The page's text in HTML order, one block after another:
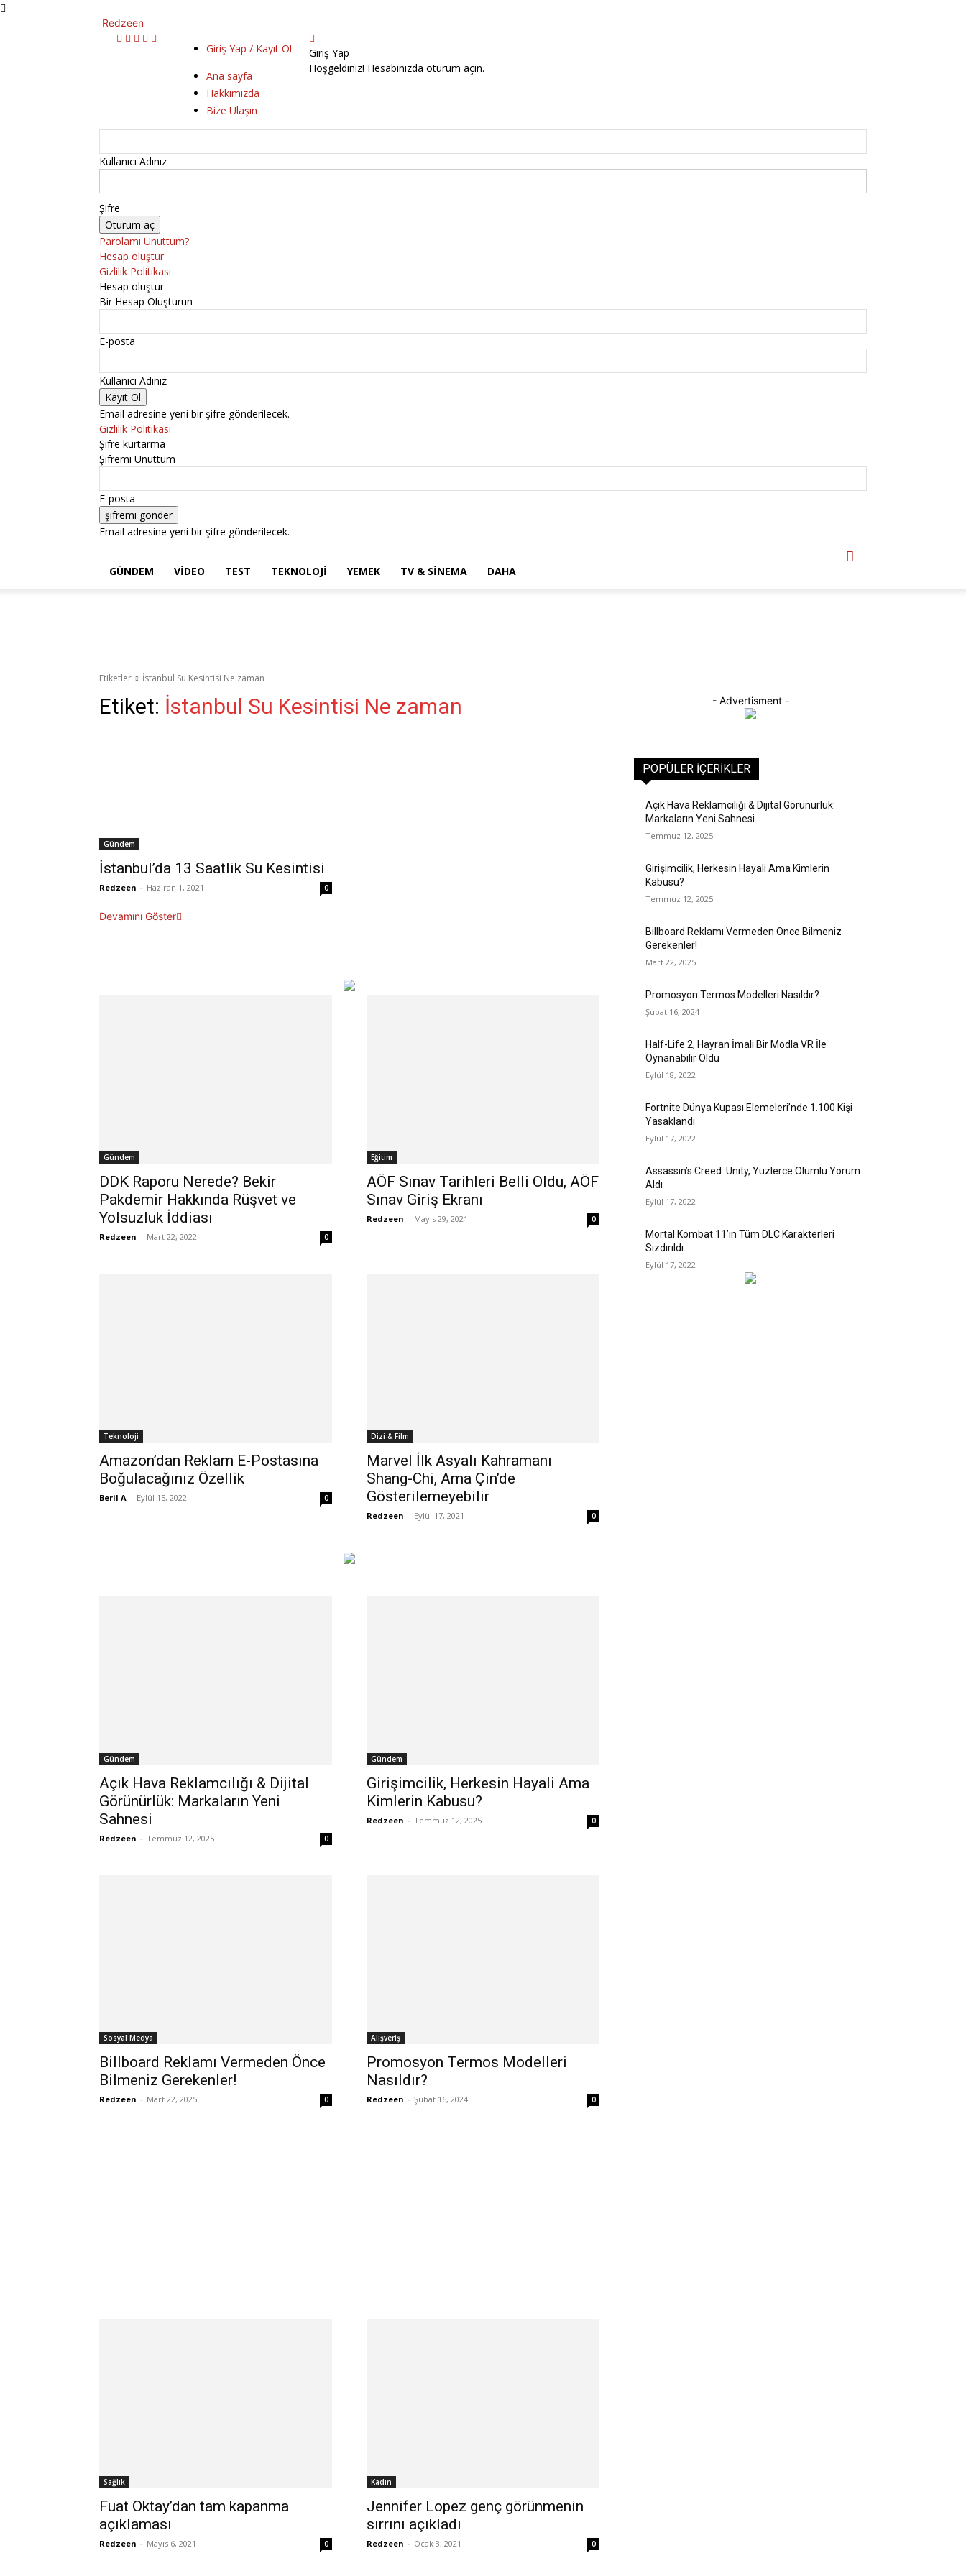
Redzeen
Giriş Yap / Kayıt Ol
Ana sayfa
Hakkımızda
Bize Ulaşın
Giriş Yap
Hoşgeldiniz! Hesabınızda oturum açın.
Kullanıcı Adınız
Şifre
Parolamı Unuttum?
Hesap oluştur
Gizlilik Politikası
Hesap oluştur
Bir Hesap Oluşturun
E-posta
Kullanıcı Adınız
Email adresine yeni bir şifre gönderilecek.
Gizlilik Politikası
Şifre kurtarma
Şifremi Unuttum
E-posta
Email adresine yeni bir şifre gönderilecek.
GÜNDEM VIDEO TEST TEKNOLOJI YEMEK TV & SINEMA DAHA
Etiketler İstanbul Su Kesintisi Ne zaman
Etiket: İstanbul Su Kesintisi Ne zaman
Gündem
İstanbul’da 13 Saatlik Su Kesintisi
Redzeen - Haziran 1, 2021 0
Devamını Göster
Gündem
DDK Raporu Nerede? Bekir
Pakdemir Hakkında Rüşvet ve
Yolsuzluk İddiası
Redzeen - Mart 22, 2022 0
Eğitim
AÖF Sınav Tarihleri Belli Oldu, AÖF
Sınav Giriş Ekranı
Redzeen - Mayıs 29, 2021 0
Teknoloji
Amazon’dan Reklam E-Postasına
Boğulacağınız Özellik
Beril A - Eylül 15, 2022 0
Dizi & Film
Marvel İlk Asyalı Kahramanı
Shang-Chi, Ama Çin’de
Gösterilemeyebilir
Redzeen - Eylül 17, 2021 0
Gündem
Açık Hava Reklamcılığı & Dijital
Görünürlük: Markaların Yeni
Sahnesi
Redzeen - Temmuz 12, 2025 0
Gündem
Girişimcilik, Herkesin Hayali Ama
Kimlerin Kabusu?
Redzeen - Temmuz 12, 2025 0
Sosyal Medya
Billboard Reklamı Vermeden Önce
Bilmeniz Gerekenler!
Redzeen - Mart 22, 2025 0
Alışveriş
Promosyon Termos Modelleri
Nasıldır?
Redzeen - Şubat 16, 2024 0
Sağlık
Fuat Oktay’dan tam kapanma
açıklaması
Redzeen - Mayıs 6, 2021 0
Kadın
Jennifer Lopez genç görünmenin
sırrını açıkladı
Redzeen - Ocak 3, 2021 0
- Advertisment -
POPÜLER İÇERIKLER
Açık Hava Reklamcılığı & Dijital Görünürlük:
Markaların Yeni Sahnesi
Temmuz 12, 2025
Girişimcilik, Herkesin Hayali Ama Kimlerin
Kabusu?
Temmuz 12, 2025
Billboard Reklamı Vermeden Önce Bilmeniz
Gerekenler!
Mart 22, 2025
Promosyon Termos Modelleri Nasıldır?
Şubat 16, 2024
Half-Life 2, Hayran İmali Bir Modla VR İle
Oynanabilir Oldu
Eylül 18, 2022
Fortnite Dünya Kupası Elemeleri’nde 1.100 Kişi
Yasaklandı
Eylül 17, 2022
Assassin’s Creed: Unity, Yüzlerce Olumlu Yorum
Aldı
Eylül 17, 2022
Mortal Kombat 11’ın Tüm DLC Karakterleri
Sızdırıldı
Eylül 17, 2022